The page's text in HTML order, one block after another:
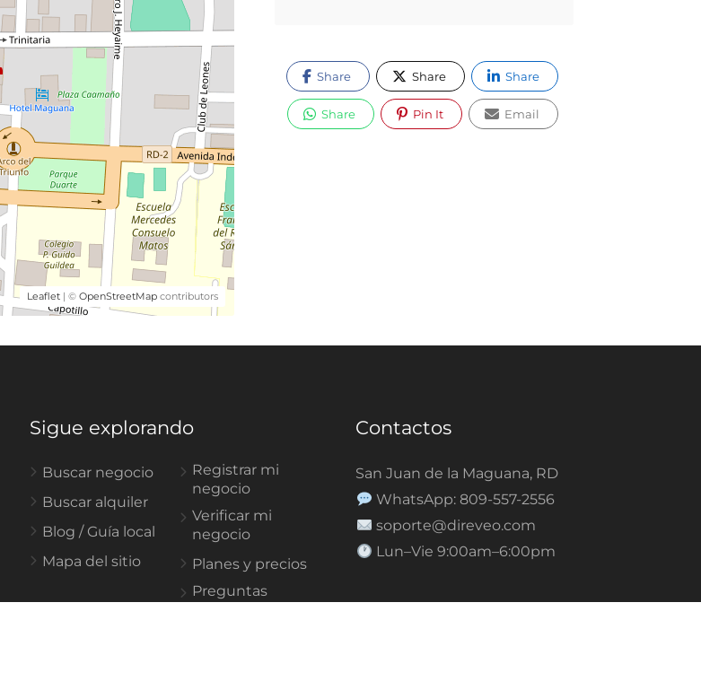
Leaflet| © OpenStreetMapcontributors
Share Share Share
Share Pin It Email
Sigue explorando
Buscar negocio
Buscar alquiler
Blog / Guía local
Mapa del sitio
Registrar mi
negocio
Verificar mi
negocio
Planes y precios
Preguntas
Contactos
San Juan de la Maguana, RD
WhatsApp: 809-557-2556
soporte@direveo.com
Lun–Vie 9:00am–6:00pm